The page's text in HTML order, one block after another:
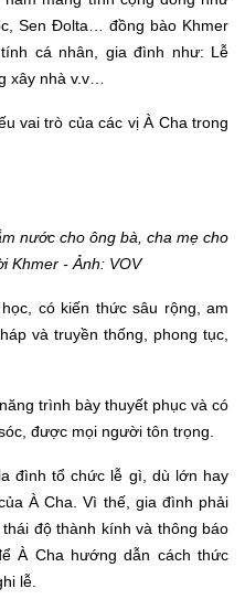
Sen Đolta… đồng bào Khmer
cá nhân, gia đình như: Lễ
xây nhà v.v…
vai trò của các vị À Cha trong
nước cho ông bà, cha mẹ cho
Khmer - Ảnh: VOV
có kiến thức sâu rộng, am
và truyền thống, phong tục,
trình bày thuyết phục và có
được mọi người tôn trọng.
đình tổ chức lễ gì, dù lớn hay
À Cha. Vì thế, gia đình phải
độ thành kính và thông báo
À Cha hướng dẫn cách thức
lễ.